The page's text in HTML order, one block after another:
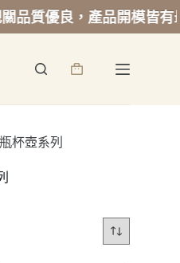
質優良，產品開模皆有最
詢
瓶杯壺系列